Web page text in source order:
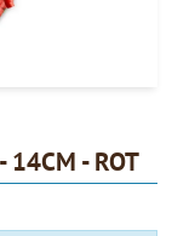
14CM - ROT